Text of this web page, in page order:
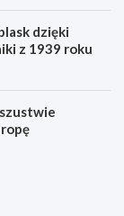
dzięki
z 1939 roku